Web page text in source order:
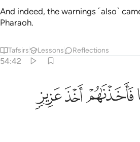
And indeed, the warnings ˹also˺
Pharaoh.
Tafsirs Lessons Reflections
54:42
عزيز مقتدر ٤٢
أَخْذَ عَزِيزٍۢ مُّقْتَدِرٍ ٤٢
ﲪﲫﲬ